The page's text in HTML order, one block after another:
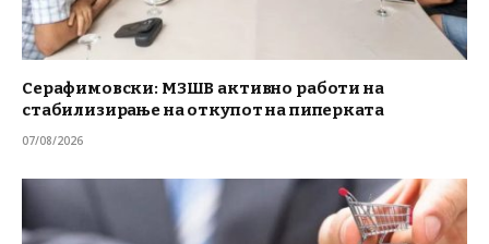
Серафимовски: МЗШВ активно работи на
стабилизирање на откупот на пиперката
07/08/2026